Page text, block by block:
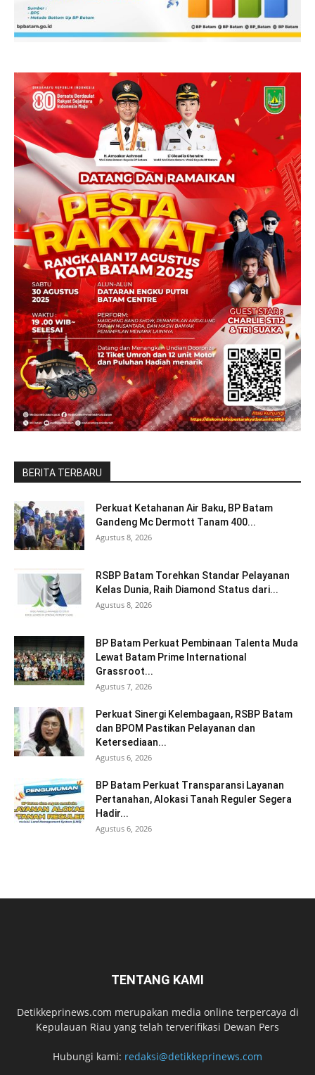
BERITA TERBARU
Perkuat Ketahanan Air Baku, BP Batam
Gandeng Mc Dermott Tanam 400...
Agustus 8, 2026
RSBP Batam Torehkan Standar Pelayanan
Kelas Dunia, Raih Diamond Status dari...
Agustus 8, 2026
BP Batam Perkuat Pembinaan Talenta Muda
Lewat Batam Prime International
Grassroot...
Agustus 7, 2026
Perkuat Sinergi Kelembagaan, RSBP Batam
dan BPOM Pastikan Pelayanan dan
Ketersediaan...
Agustus 6, 2026
BP Batam Perkuat Transparansi Layanan
Pertanahan, Alokasi Tanah Reguler Segera
Hadir...
Agustus 6, 2026
TENTANG KAMI
Detikkeprinews.com merupakan media online terpercaya di
Kepulauan Riau yang telah terverifikasi Dewan Pers
Hubungi kami: redaksi@detikkeprinews.com